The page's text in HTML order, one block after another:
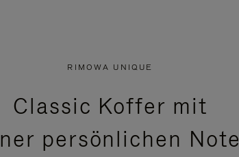
RIMOWA UNIQUE
Classic Koffer mit
persönlichen Note